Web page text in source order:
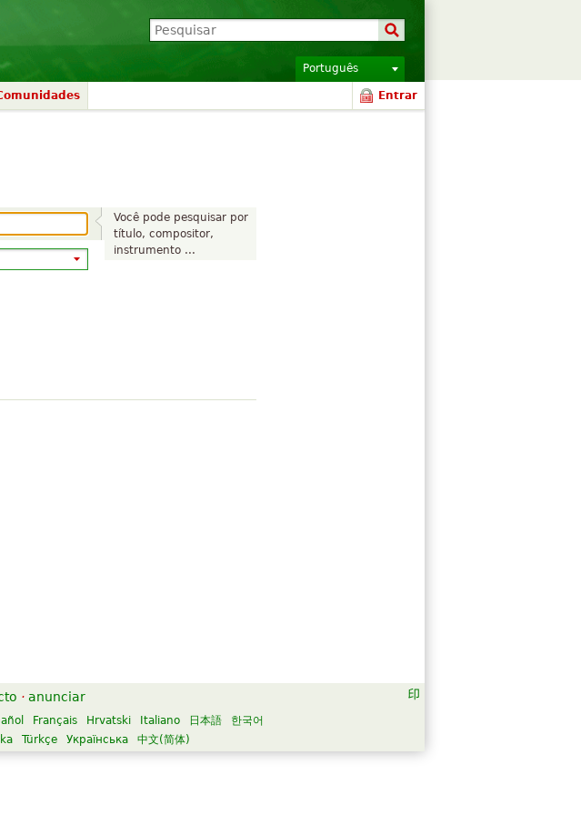
Português
Entrar
Você pode pesquisar por
título, compositor,
instrumento ...
· anunciar
Français Hrvatski Italiano 日本語
한국어
Türkçe Українська 中文(简体)